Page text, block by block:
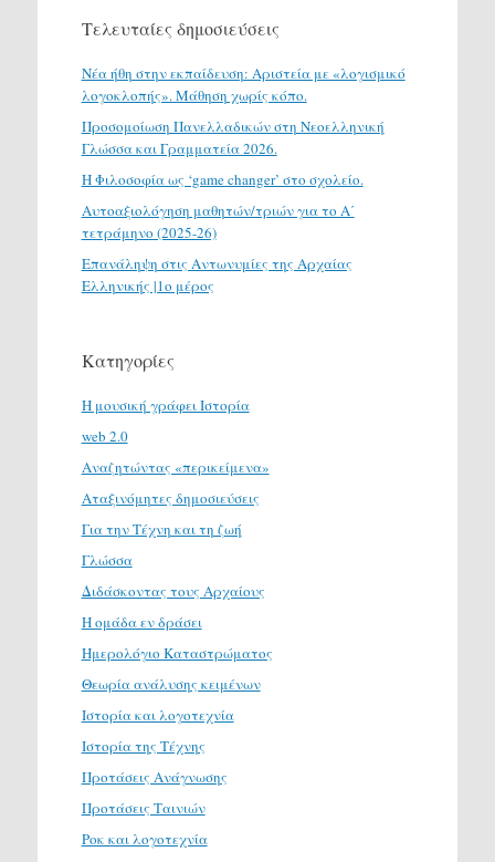
Τελευταίες δημοσιεύσεις
Νέα ήθη στην εκπαίδευση: Αριστεία με «λογισμικό
λογοκλοπής». Μάθηση χωρίς κόπο.
Προσομοίωση Πανελλαδικών στη Νεοελληνική
Γλώσσα και Γραμματεία 2026.
H Φιλοσοφία ως ‘game changer’ στο σχολείο.
Αυτοαξιολόγηση μαθητών/τριών για το Α΄
τετράμηνο (2025-26)
Επανάληψη στις Αντωνυμίες της Αρχαίας
Ελληνικής |1ο μέρος
Κατηγορίες
H μουσική γράφει Ιστορία
web 2.0
Αναζητώντας «περικείμενα»
Αταξινόμητες δημοσιεύσεις
Για την Τέχνη και τη ζωή
Γλώσσα
Διδάσκοντας τους Αρχαίους
Η ομάδα εν δράσει
Ημερολόγιο Καταστρώματος
Θεωρία ανάλυσης κειμένων
Ιστορία και λογοτεχνία
Ιστορία της Τέχνης
Προτάσεις Ανάγνωσης
Προτάσεις Ταινιών
Ροκ και λογοτεχνία